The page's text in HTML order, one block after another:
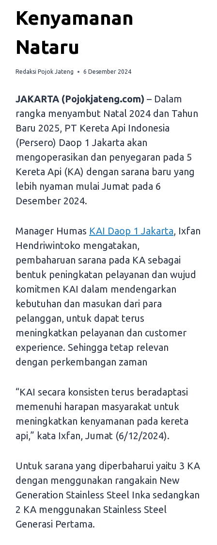
Kenyamanan
Nataru
Redaksi Pojok Jateng 6 Desember 2024
JAKARTA (Pojokjateng.com) – Dalam
rangka menyambut Natal 2024 dan Tahun
Baru 2025, PT Kereta Api Indonesia
(Persero) Daop 1 Jakarta akan
mengoperasikan dan penyegaran pada 5
Kereta Api (KA) dengan sarana baru yang
lebih nyaman mulai Jumat pada 6
Desember 2024.
Manager Humas KAI Daop 1 Jakarta, Ixfan
Hendriwintoko mengatakan,
pembaharuan sarana pada KA sebagai
bentuk peningkatan pelayanan dan wujud
komitmen KAI dalam mendengarkan
kebutuhan dan masukan dari para
pelanggan, untuk dapat terus
meningkatkan pelayanan dan customer
experience. Sehingga tetap relevan
dengan perkembangan zaman
“KAI secara konsisten terus beradaptasi
memenuhi harapan masyarakat untuk
meningkatkan kenyamanan pada kereta
api,” kata Ixfan, Jumat (6/12/2024).
Untuk sarana yang diperbaharui yaitu 3 KA
dengan menggunakan rangakain New
Generation Stainless Steel Inka sedangkan
2 KA menggunakan Stainless Steel
Generasi Pertama.